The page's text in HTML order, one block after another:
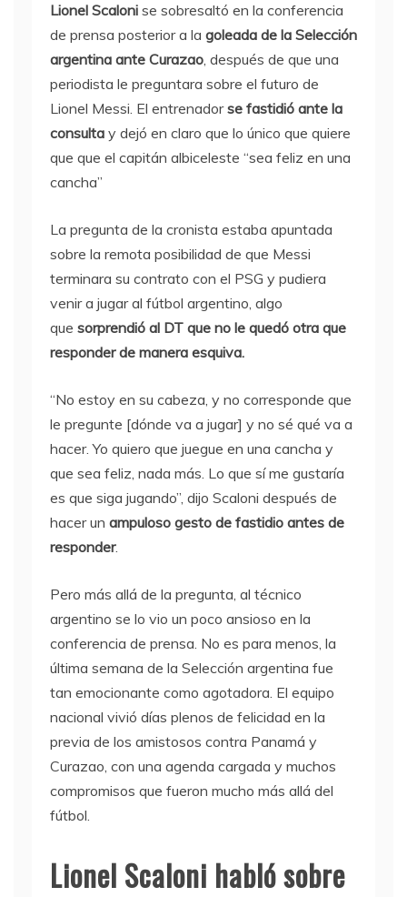
Lionel Scaloni se sobresaltó en la conferencia
de prensa posterior a la goleada de la Selección
argentina ante Curazao, después de que una
periodista le preguntara sobre el futuro de
Lionel Messi. El entrenadorse fastidió ante la
consulta y dejó en claro que lo único que quiere
que que el capitán albiceleste “sea feliz en una
cancha”
La pregunta de la cronista estaba apuntada
sobre la remota posibilidad de que Messi
terminara su contrato con el PSG y pudiera
venir a jugar al fútbol argentino, algo
que sorprendió al DT que no le quedó otra que
responder de manera esquiva.
“No estoy en su cabeza, y no corresponde que
le pregunte [dónde va a jugar] y no sé qué va a
hacer. Yo quiero que juegue en una cancha y
que sea feliz, nada más. Lo que sí me gustaría
es que siga jugando”, dijo Scaloni después de
hacer un ampuloso gesto de fastidio antes de
responder.
Pero más allá de la pregunta, al técnico
argentino se lo vio un poco ansioso en la
conferencia de prensa. No es para menos, la
última semana de la Selección argentina fue
tan emocionante como agotadora. El equipo
nacional vivió días plenos de felicidad en la
previa de los amistosos contra Panamá y
Curazao, con una agenda cargada y muchos
compromisos que fueron mucho más allá del
fútbol.
Lionel Scaloni habló sobre